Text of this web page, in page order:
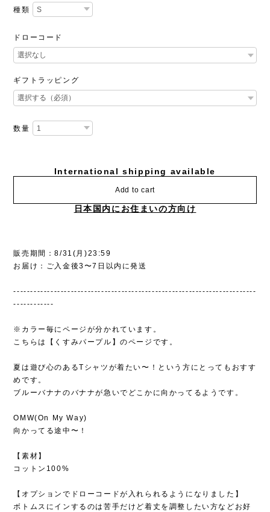
種類
ドローコード
ギフトラッピング
数量
International shipping available
Add to cart
日本国内にお住まいの方向け
販売期間：8/31(月)23:59
お届け：ご入金後3〜7日以内に発送
------------------------------------------------------------------------
------------
※カラー毎にページが分かれています。
こちらは【くすみパープル】のページです。
夏は遊び心のあるTシャツが着たい〜！という方にとってもおすす
めです。
ブルーバナナのバナナが急いでどこかに向かってるようです。
OMW(On My Way)
向かってる途中〜！
【素材】
コットン100%
【オプションでドローコードが入れられるようになりました】
ボトムスにインするのは苦手だけど着丈を調整したい方などお好